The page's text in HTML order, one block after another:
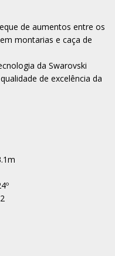
de aumentos entre os
montarias e caça de
da Swarovski
de excelência da